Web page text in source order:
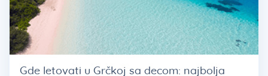
Gde letovati u Grčkoj sa decom: najbolja